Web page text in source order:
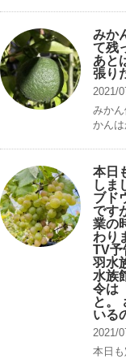
みか
て残
あと
張り
2021/
みか
かん
本日
しま
ブド
です
業の
わり
TV予
羽水
水族
令は
と。
いる
2021/
本日